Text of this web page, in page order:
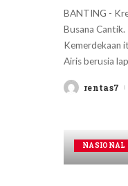
BANTING -
Busana Cantik.
Kemerdekaan
Airis berusia
Postedrentas7
NASIONAL